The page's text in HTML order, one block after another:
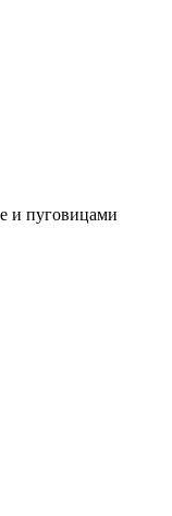
и пуговицами